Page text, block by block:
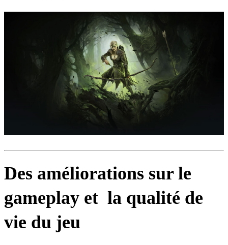
Des améliorations sur le
gameplay et la qualité de
vie du jeu